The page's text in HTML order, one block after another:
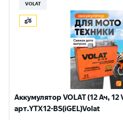
VOLAT
Аккумулятор VOLAT (12 Ач, 12
арт.YTX12-BS(iGEL)Volat